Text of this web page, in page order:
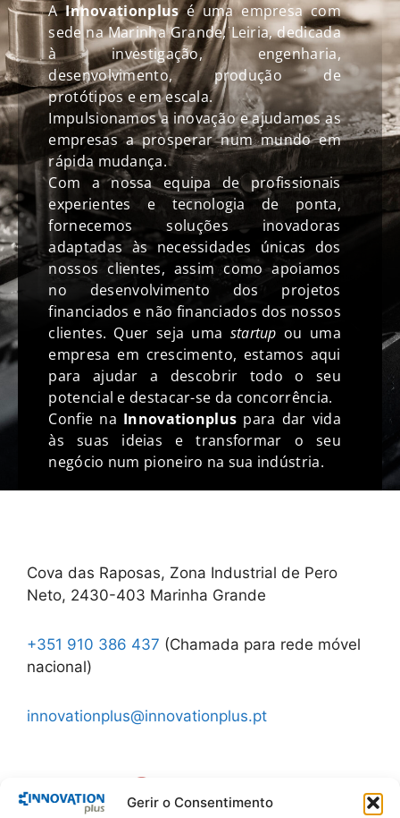
Gerir o Consentimento
AInnovationplusé uma empresa com
sede na Marinha Grande, Leiria, dedicada
à investigação, engenharia,
desenvolvimento, produção de
protótipos e em escala.
Impulsionamos a inovação e ajudamos as
empresas a prosperar num mundo em
rápida mudança.
Com a nossa equipa de profissionais
experientes e tecnologia de ponta,
fornecemos soluções inovadoras
adaptadas às necessidades únicas dos
nossos clientes, assim como apoiamos
no desenvolvimento dos projetos
financiados e não financiados dos nossos
clientes. Quer seja uma startup ou uma
empresa em crescimento, estamos aqui
para ajudar a descobrir todo o seu
potencial e destacar-se da concorrência.
Confie na Innovationplus para dar vida
às suas ideias e transformar o seu
negócio num pioneiro na sua indústria.
Cova das Raposas, Zona Industrial de Pero
Neto, 2430-403 Marinha Grande
+351 910 386 437 (Chamada para rede móvel
nacional)
innovationplus@innovationplus.pt